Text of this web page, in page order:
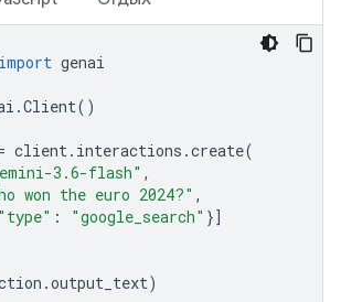
import genai
.Client()
client. interactions .create(
3.6-flash" ,
won the euro 2024?" ,
"type" : "google_search" }]
.output_text)